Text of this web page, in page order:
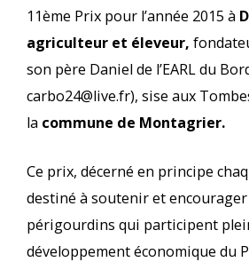
11ème Prix pour l’année 2015 à
agriculteur et éleveur,
son père Daniel de l’EARL du
carbo24@live.fr), sise aux
la commune de Montagrier.
Ce prix, décerné en principe
destiné à soutenir et
périgourdins qui participent
développement économique du